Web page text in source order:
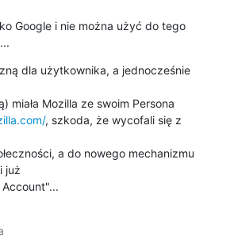
Google i nie można użyć do tego
dla użytkownika, a jednocześnie
, szkoda, że wycofali się z
a do nowego mechanizmu
już
Account"...